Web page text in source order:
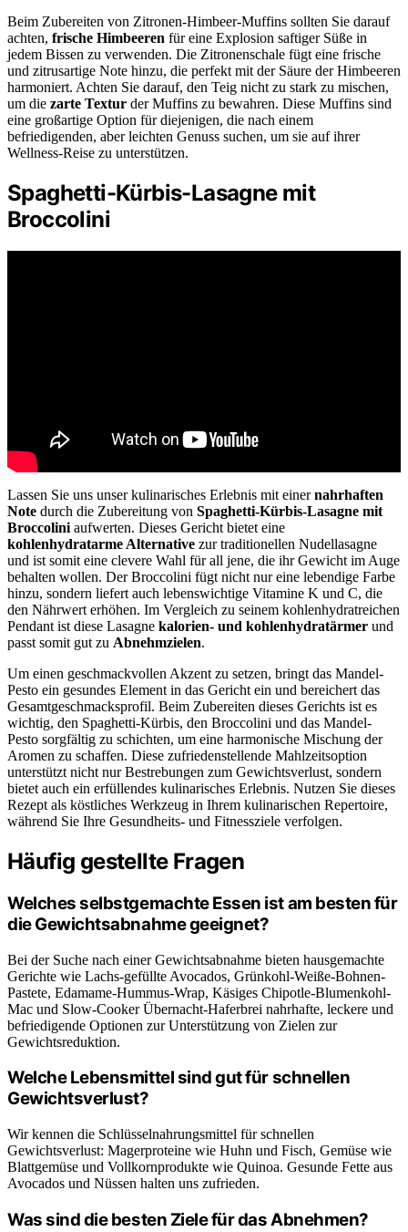
Beim Zubereiten von Zitronen-Himbeer-Muffins sollten Sie darauf
achten, frische Himbeeren für eine Explosion saftiger Süße in
jedem Bissen zu verwenden. Die Zitronenschale fügt eine frische
und zitrusartige Note hinzu, die perfekt mit der Säure der Himbeeren
harmoniert. Achten Sie darauf, den Teig nicht zu stark zu mischen,
um die zarte Textur der Muffins zu bewahren. Diese Muffins sind
eine großartige Option für diejenigen, die nach einem
befriedigenden, aber leichten Genuss suchen, um sie auf ihrer
Wellness-Reise zu unterstützen.
Spaghetti-Kürbis-Lasagne mit
Broccolini
Lassen Sie uns unser kulinarisches Erlebnis mit einernahrhaften
Note durch die Zubereitung von Spaghetti-Kürbis-Lasagne mit
Broccolini aufwerten. Dieses Gericht bietet eine
kohlenhydratarme Alternative zur traditionellen Nudellasagne
und ist somit eine clevere Wahl für all jene, die ihr Gewicht im Auge
behalten wollen. Der Broccolini fügt nicht nur eine lebendige Farbe
hinzu, sondern liefert auch lebenswichtige Vitamine K und C, die
den Nährwert erhöhen. Im Vergleich zu seinem kohlenhydratreichen
Pendant ist diese Lasagne kalorien- und kohlenhydratärmer und
passt somit gut zu Abnehmzielen.
Um einen geschmackvollen Akzent zu setzen, bringt das Mandel-
Pesto ein gesundes Element in das Gericht ein und bereichert das
Gesamtgeschmacksprofil. Beim Zubereiten dieses Gerichts ist es
wichtig, den Spaghetti-Kürbis, den Broccolini und das Mandel-
Pesto sorgfältig zu schichten, um eine harmonische Mischung der
Aromen zu schaffen. Diese zufriedenstellende Mahlzeitsoption
unterstützt nicht nur Bestrebungen zum Gewichtsverlust, sondern
bietet auch ein erfüllendes kulinarisches Erlebnis. Nutzen Sie dieses
Rezept als köstliches Werkzeug in Ihrem kulinarischen Repertoire,
während Sie Ihre Gesundheits- und Fitnessziele verfolgen.
Häufig gestellte Fragen
Welches selbstgemachte Essen ist am besten für
die Gewichtsabnahme geeignet?
Bei der Suche nach einer Gewichtsabnahme bieten hausgemachte
Gerichte wie Lachs-gefüllte Avocados, Grünkohl-Weiße-Bohnen-
Pastete, Edamame-Hummus-Wrap, Käsiges Chipotle-Blumenkohl-
Mac und Slow-Cooker Übernacht-Haferbrei nahrhafte, leckere und
befriedigende Optionen zur Unterstützung von Zielen zur
Gewichtsreduktion.
Welche Lebensmittel sind gut für schnellen
Gewichtsverlust?
Wir kennen die Schlüsselnahrungsmittel für schnellen
Gewichtsverlust: Magerproteine wie Huhn und Fisch, Gemüse wie
Blattgemüse und Vollkornprodukte wie Quinoa. Gesunde Fette aus
Avocados und Nüssen halten uns zufrieden.
Was sind die besten Ziele für das Abnehmen?